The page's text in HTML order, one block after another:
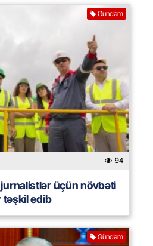
Gündəm
94
jurnalistlər üçün növbəti
təşkil edib
Gündəm